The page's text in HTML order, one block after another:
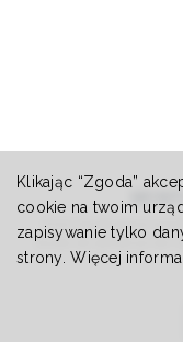
Kino zbudowane
Audio od ponad 50 lat
Klikając “Zgoda”
cookie na twoim
zapisywanie tylko
strony. Więcej